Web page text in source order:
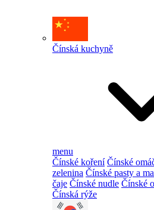
Čínská kuchyně
menu
Čínské koření Čínské
zelenina Čínské pasty a
čaje Čínské nudle Čínské
Čínská rýže